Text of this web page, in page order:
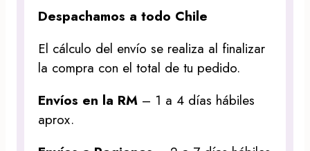
Despachamos a todo Chile
El cálculo del envío se realiza al finalizar
la compra con el total de tu pedido.
Envíos en la RM – 1 a 4 días hábiles
aprox.